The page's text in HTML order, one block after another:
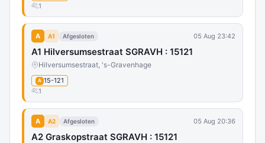
1
A A1 Afgesloten 05 Aug 23:42
A1 Hilversumsestraat SGRAVH : 15121
Hilversumsestraat, 's-Gravenhage
A 15-121
1
A A2 Afgesloten 05 Aug 20:36
A2 Graskopstraat SGRAVH : 15121